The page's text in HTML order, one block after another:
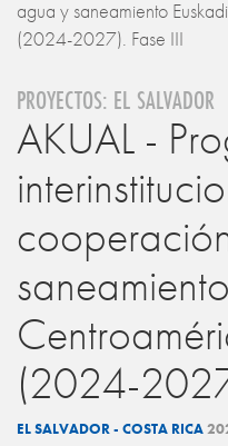
agua y saneamiento
(2024-2027). Fase III
PROYECTOS: EL SALVADOR
AKUAL -
(2024-
EL SALVADOR - COSTA RICA